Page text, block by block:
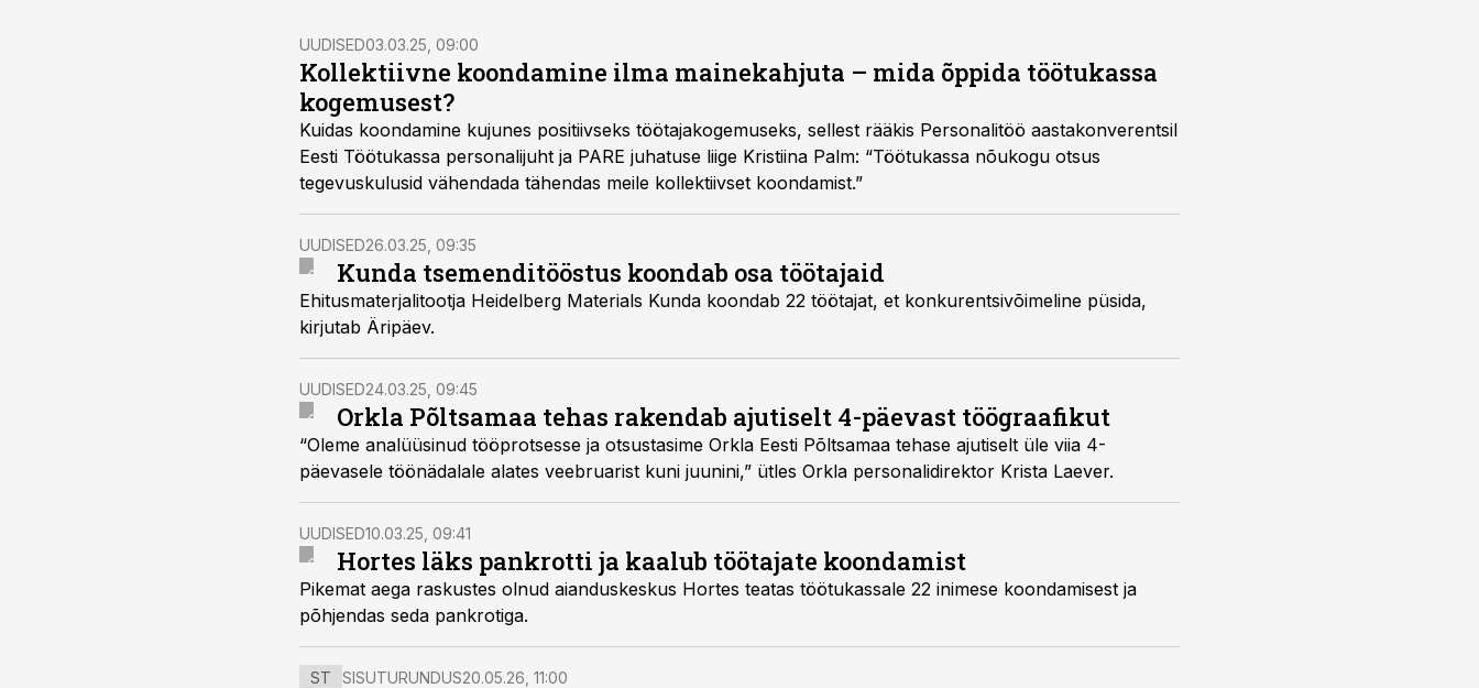
UUDISED03.03.25, 09:00
Kollektiivne koondamine ilma mainekahjuta – mida õppida töötukassa
kogemusest?
Kuidas koondamine kujunes positiivseks töötajakogemuseks, sellest rääkis Personalitöö aastakonverentsil
Eesti Töötukassa personalijuht ja PARE juhatuse liige Kristiina Palm: “Töötukassa nõukogu otsus
tegevuskulusid vähendada tähendas meile kollektiivset koondamist.”
UUDISED26.03.25, 09:35
Kunda tsemenditööstus koondab osa töötajaid
Ehitusmaterjalitootja Heidelberg Materials Kunda koondab 22 töötajat, et konkurentsivõimeline püsida,
kirjutab Äripäev.
UUDISED24.03.25, 09:45
Orkla Põltsamaa tehas rakendab ajutiselt 4-päevast töögraafikut
“Oleme analüüsinud tööprotsesse ja otsustasime Orkla Eesti Põltsamaa tehase ajutiselt üle viia 4-
päevasele töönädalale alates veebruarist kuni juunini,” ütles Orkla personalidirektor Krista Laever.
UUDISED10.03.25, 09:41
Hortes läks pankrotti ja kaalub töötajate koondamist
Pikemat aega raskustes olnud aianduskeskus Hortes teatas töötukassale 22 inimese koondamisest ja
põhjendas seda pankrotiga.
ST SISUTURUNDUS20.05.26, 11:00